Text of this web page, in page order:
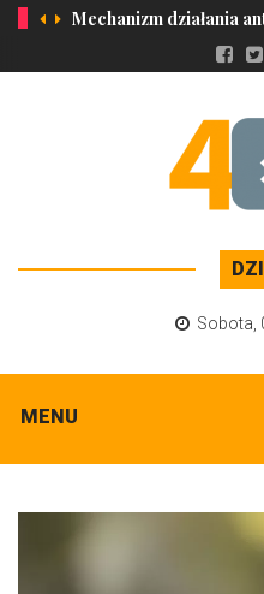
Mechanizm działania
Sobota
MENU